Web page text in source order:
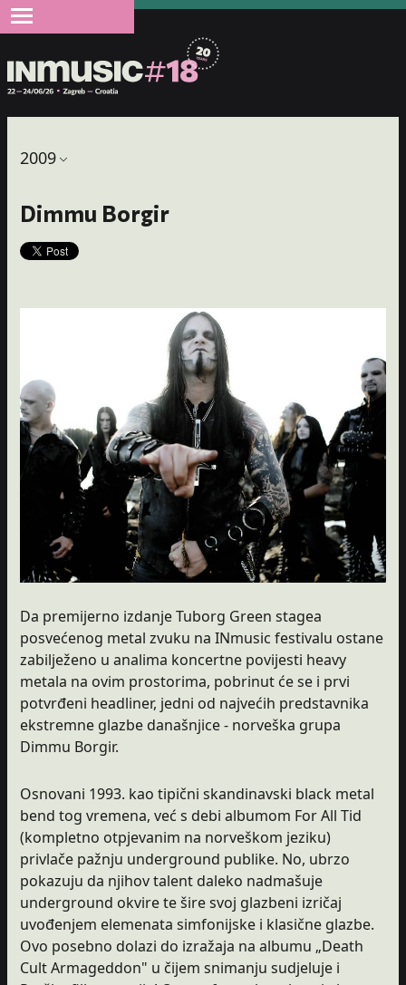
2009
Dimmu Borgir
Da premijerno izdanje Tuborg Green stagea
posvećenog metal zvuku na INmusic festivalu ostane
zabilježeno u analima koncertne povijesti heavy
metala na ovim prostorima, pobrinut će se i prvi
potvrđeni headliner, jedni od najvećih predstavnika
ekstremne glazbe današnjice - norveška grupa
Dimmu Borgir.
Osnovani 1993. kao tipični skandinavski black metal
bend tog vremena, već s debi albumom For All Tid
(kompletno otpjevanim na norveškom jeziku)
privlače pažnju underground publike. No, ubrzo
pokazuju da njihov talent daleko nadmašuje
underground okvire te šire svoj glazbeni izričaj
uvođenjem elemenata simfonijske i klasične glazbe.
Ovo posebno dolazi do izražaja na albumu „Death
Cult Armageddon" u čijem snimanju sudjeluje i